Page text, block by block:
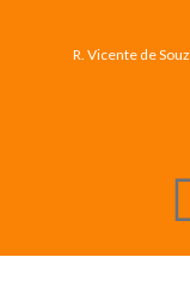
R. Vicente de